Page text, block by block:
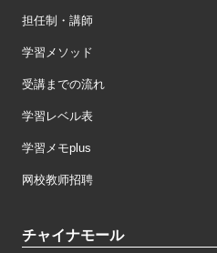
担任制・講師
学習メソッド
受講までの流れ
学習レベル表
学習メモplus
网校教师招聘
チャイナモール